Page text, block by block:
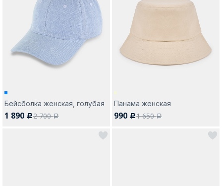
Бейсболка женская, голубая
1 890 c2 700a
Панама женская
990 c1 650a